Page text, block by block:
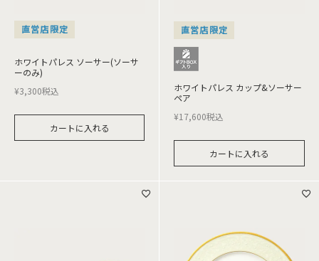
直営店限定
ホワイトパレス ソーサー(ソーサ
ーのみ)
¥3,300税込
カートに入れる
直営店限定
ホワイトパレス カップ&ソーサー
ペア
¥17,600税込
カートに入れる